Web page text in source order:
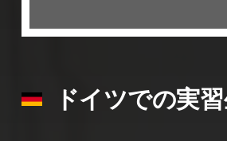
ドイツでの実